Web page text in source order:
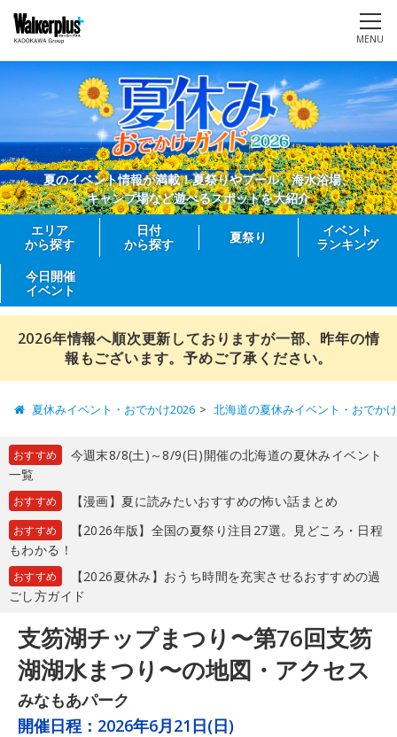
MENU
夏のイベント情報が満載！夏祭りやプール、海水浴場、
キャンプ場など遊べるスポットを大紹介
エリア
から探す
日付
から探す
夏祭り
イベント
ランキング
今日開催
イベント
2026年情報へ順次更新しておりますが一部、昨年の情
報もございます。予めご了承ください。
夏休みイベント・おでかけ2026 北海道の夏休みイベント・おでか
おすすめ
今週末8/8(土)～8/9(日)開催の北海道の夏休みイベント
一覧
おすすめ 【漫画】夏に読みたいおすすめの怖い話まとめ
おすすめ
【2026年版】全国の夏祭り注目27選。見どころ・日程
もわかる！
おすすめ
【2026夏休み】おうち時間を充実させるおすすめの過
ごし方ガイド
支笏湖チップまつり〜第76回支笏
湖湖水まつり〜の地図・アクセス
みなもあパーク
開催日程： 2026年6月21日(日)